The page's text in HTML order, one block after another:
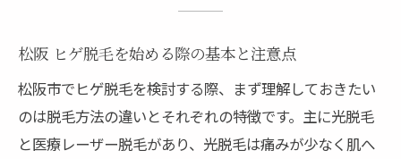
松阪 ヒゲ脱毛を始める際の基本と注意点
松阪市でヒゲ脱毛を検討する際、まず理解しておきたい
のは脱毛方法の違いとそれぞれの特徴です。主に光脱毛
と医療レーザー脱毛があり、光脱毛は痛みが少なく肌へ